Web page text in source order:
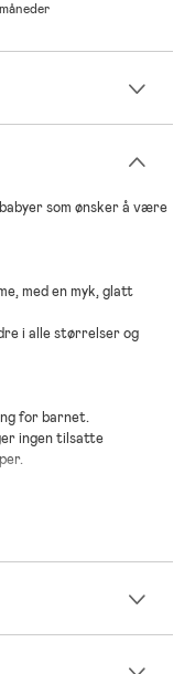
som ønsker å være
med en myk, glatt
i alle størrelser og
for barnet.
ingen tilsatte